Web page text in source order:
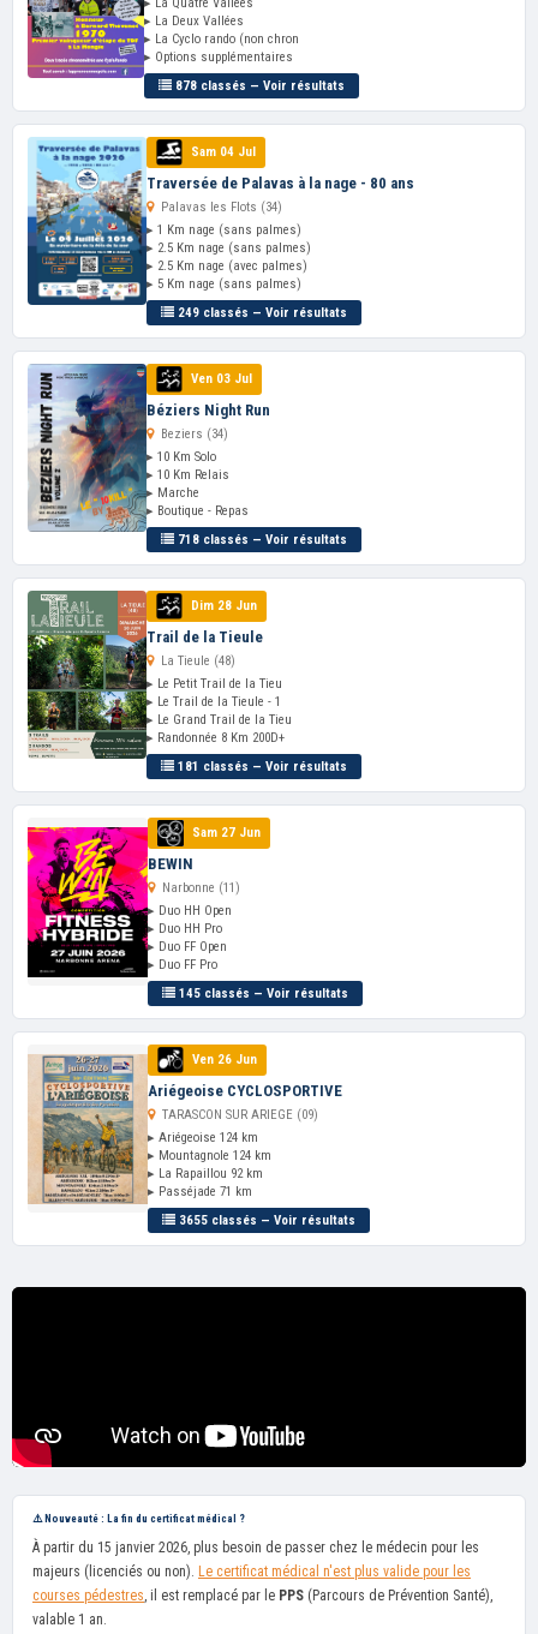
▸ La Deux Vallées
▸ La Cyclo rando (non chron
▸ Options supplémentaires
878 classés — Voir résultats
Sam 04 Jul
Traversée de Palavas à la nage - 80 ans
Palavas les Flots (34)
▸ 1 Km nage (sans palmes)
▸ 2.5 Km nage (sans palmes)
▸ 2.5 Km nage (avec palmes)
▸ 5 Km nage (sans palmes)
249 classés — Voir résultats
Ven 03 Jul
Béziers Night Run
Beziers (34)
▸ 10 Km Solo
▸ 10 Km Relais
▸ Marche
▸ Boutique - Repas
718 classés — Voir résultats
Dim 28 Jun
Trail de la Tieule
La Tieule (48)
▸ Le Petit Trail de la Tieu
▸ Le Trail de la Tieule - 1
▸ Le Grand Trail de la Tieu
▸ Randonnée 8 Km 200D+
181 classés — Voir résultats
Sam 27 Jun
BEWIN
Narbonne (11)
▸ Duo HH Open
▸ Duo HH Pro
▸ Duo FF Open
▸ Duo FF Pro
145 classés — Voir résultats
Ven 26 Jun
Ariégeoise CYCLOSPORTIVE
TARASCON SUR ARIEGE (09)
▸ Ariégeoise 124 km
▸ Mountagnole 124 km
▸ La Rapaillou 92 km
▸ Passéjade 71 km
3655 classés — Voir résultats
⚠️ Nouveauté : La fin du certificat médical ?
À partir du 15 janvier 2026, plus besoin de passer chez le médecin pour les
majeurs (licenciés ou non). Le certificat médical n'est plus valide pour les
courses pédestres, il est remplacé par le PPS (Parcours de Prévention Santé),
valable 1 an.